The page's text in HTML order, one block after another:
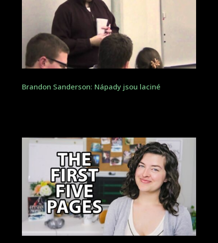
Brandon Sanderson: Nápady jsou laciné